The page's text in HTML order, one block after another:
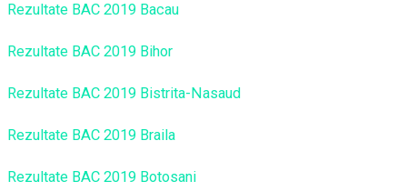
Rezultate BAC 2019 Bacau
Rezultate BAC 2019 Bihor
Rezultate BAC 2019 Bistrita-Nasaud
Rezultate BAC 2019 Braila
Rezultate BAC 2019 Botosani